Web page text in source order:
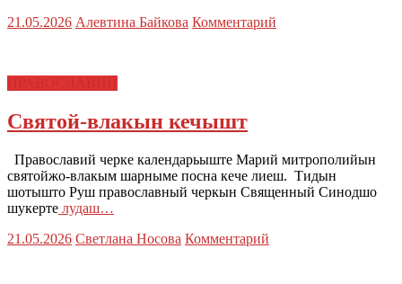
21.05.2026 Алевтина Байкова Комментарий
Святой-влакын кечышт
Православий черке календарьыште Марий митрополийын
святойжо-влакым шарныме посна кече лиеш. Тидын
шотышто Руш православный черкын Священный Синодшо
шукерте лудаш…
21.05.2026 Светлана Носова Комментарий